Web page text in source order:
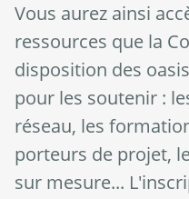
Vous aurez ainsi
ressources que la
disposition des
pour les soutenir :
réseau, les
porteurs de projet,
sur mesure...